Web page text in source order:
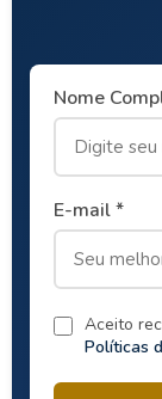
Nome
E-mail *
Aceito
Políticas